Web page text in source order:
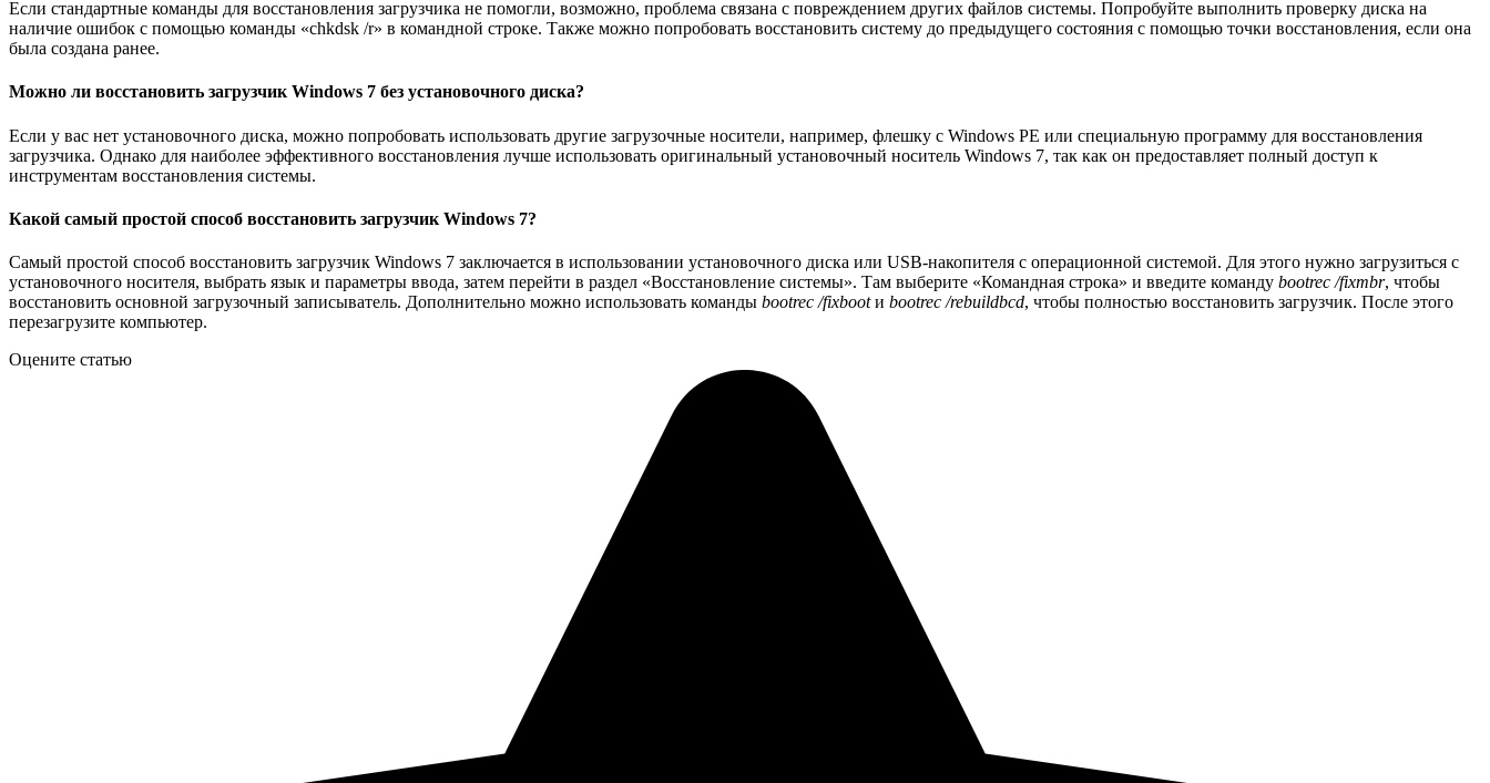
Если стандартные команды для восстановления загрузчика не помогли, возможно, проблема связана с повреждением других файлов системы. Попробуйте выполнить проверку диска на
наличие ошибок с помощью команды «chkdsk /r» в командной строке. Также можно попробовать восстановить систему до предыдущего состояния с помощью точки восстановления, если она
была создана ранее.
Можно ли восстановить загрузчик Windows 7 без установочного диска?
Если у вас нет установочного диска, можно попробовать использовать другие загрузочные носители, например, флешку с Windows PE или специальную программу для восстановления
загрузчика. Однако для наиболее эффективного восстановления лучше использовать оригинальный установочный носитель Windows 7, так как он предоставляет полный доступ к
инструментам восстановления системы.
Какой самый простой способ восстановить загрузчик Windows 7?
Самый простой способ восстановить загрузчик Windows 7 заключается в использовании установочного диска или USB-накопителя с операционной системой. Для этого нужно загрузиться с
установочного носителя, выбрать язык и параметры ввода, затем перейти в раздел «Восстановление системы». Там выберите «Командная строка» и введите команду bootrec /fixmbr, чтобы
восстановить основной загрузочный записыватель. Дополнительно можно использовать команды bootrec /fixbootи bootrec /rebuildbcd, чтобы полностью восстановить загрузчик. После этого
перезагрузите компьютер.
Оцените статью